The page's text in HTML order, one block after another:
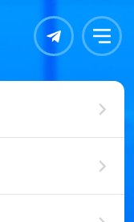
Контакты Меню